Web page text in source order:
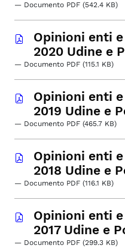
— Documento PDF (542.4 KB)
Opinioni enti
2020 Udine e
— Documento PDF (115.1 KB)
Opinioni enti
2019 Udine e
— Documento PDF (465.7 KB)
Opinioni enti
2018 Udine e
— Documento PDF (116.1 KB)
Opinioni enti
2017 Udine e
— Documento PDF (299.3 KB)